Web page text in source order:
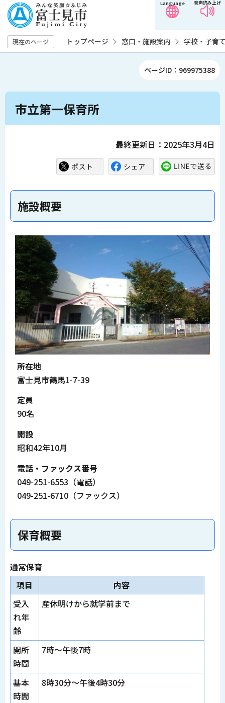
の
ペ
ー
す
音声読み上げ
Language
現在のページ トップページ 窓口・施設案内 学校・子育
ページID：969975388
本
市立第一保育所
最終更新日：2025年3月4日
施設概要
所在地
富士見市鶴馬1-7-39
定員
90名
開設
昭和42年10月
電話・ファックス番号
049-251-6553（電話）
049-251-6710（ファックス）
保育概要
通常保育
項目
内容
受入
れ年
齢
産休明けから就学前まで
開所
時間
7時～午後7時
基本
時間
8時30分～午後4時30分